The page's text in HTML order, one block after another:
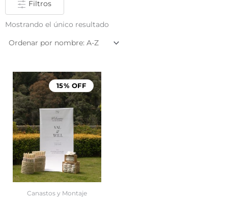
Filtros
Mostrando el único resultado
15% OFF
Canastos y Montaje
Rango
de
precios:
desde
$1,199.00
hasta
$1,499.00